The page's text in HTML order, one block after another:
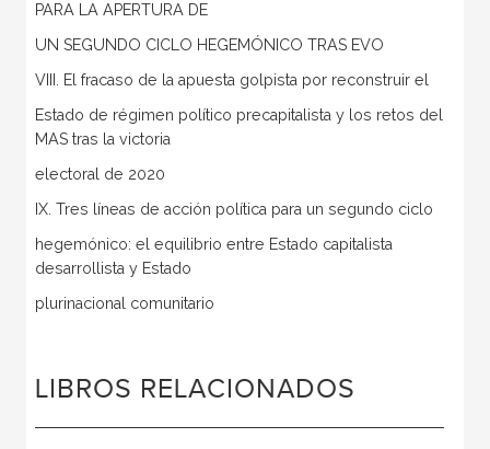
PARA LA APERTURA DE
UN SEGUNDO CICLO HEGEMÓNICO TRAS EVO
VIII. El fracaso de la apuesta golpista por reconstruir el
Estado de régimen político precapitalista y los retos del
MAS tras la victoria
electoral de 2020
IX. Tres líneas de acción política para un segundo ciclo
hegemónico: el equilibrio entre Estado capitalista
desarrollista y Estado
plurinacional comunitario
LIBROS RELACIONADOS